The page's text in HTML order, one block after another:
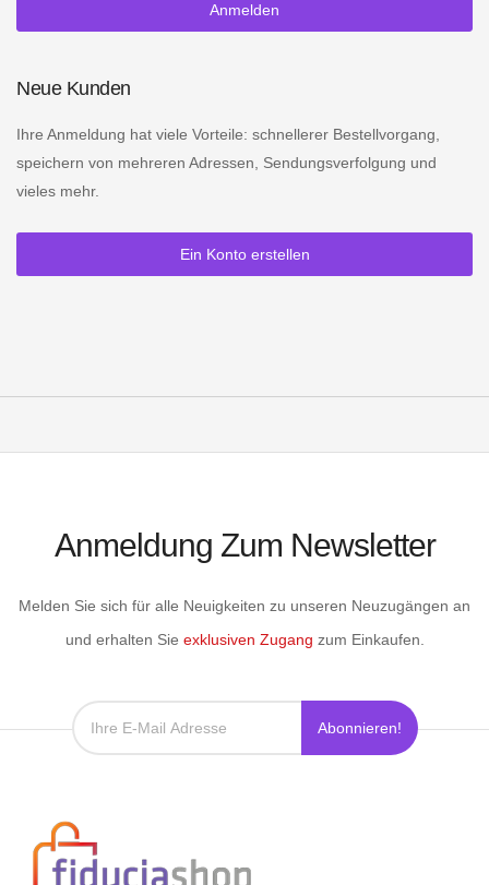
Anmelden
Neue Kunden
Ihre Anmeldung hat viele Vorteile: schnellerer Bestellvorgang,
speichern von mehreren Adressen, Sendungsverfolgung und
vieles mehr.
Ein Konto erstellen
Anmeldung Zum Newsletter
Melden Sie sich für alle Neuigkeiten zu unseren Neuzugängen an
und erhalten Sie exklusiven Zugang zum Einkaufen.
Abonnieren!